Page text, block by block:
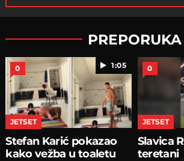
PREPORUKA
1:05
0
JETSET
Stefan Karić pokazao
kako vežba u toaletu
0
JETSET
Slavica
teretani